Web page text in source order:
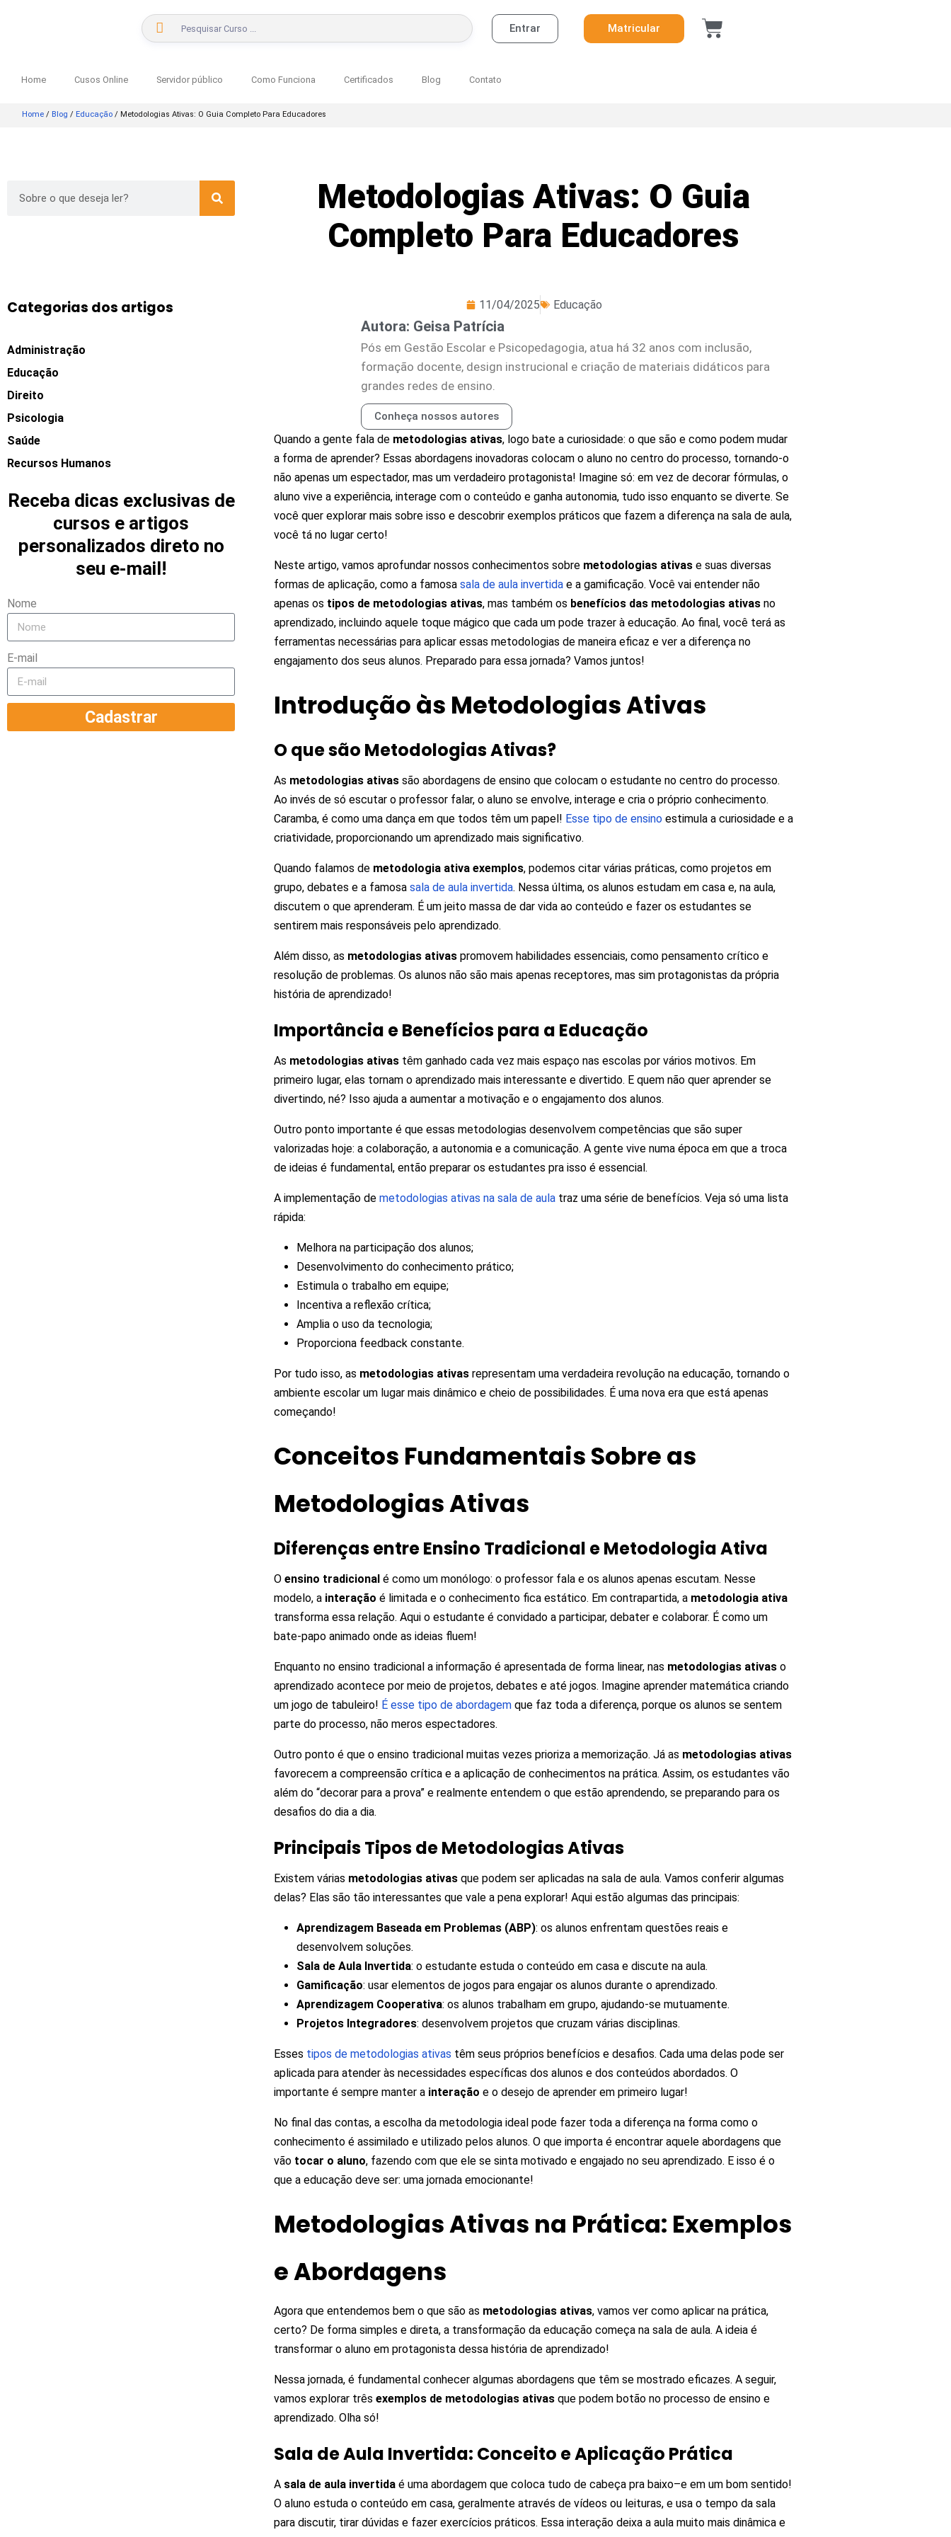
BUSCAR Entrar Matricular
Home Cusos Online Servidor público Como Funciona Certificados Blog Contato
Home / Blog / Educação / Metodologias Ativas: O Guia Completo Para Educadores
Categorias dos artigos
Administração
Educação
Direito
Psicologia
Saúde
Recursos Humanos
Receba dicas exclusivas de
cursos e artigos
personalizados direto no
seu e-mail!
Nome
E-mail
Cadastrar
Metodologias Ativas: O Guia
Completo Para Educadores
11/04/2025 Educação
Autora: Geisa Patrícia
Pós em Gestão Escolar e Psicopedagogia, atua há 32 anos com inclusão,
formação docente, design instrucional e criação de materiais didáticos para
grandes redes de ensino.
Conheça nossos autores
Quando a gente fala de metodologias ativas, logo bate a curiosidade: o que são e como podem mudar
a forma de aprender? Essas abordagens inovadoras colocam o aluno no centro do processo, tornando-o
não apenas um espectador, mas um verdadeiro protagonista! Imagine só: em vez de decorar fórmulas, o
aluno vive a experiência, interage com o conteúdo e ganha autonomia, tudo isso enquanto se diverte. Se
você quer explorar mais sobre isso e descobrir exemplos práticos que fazem a diferença na sala de aula,
você tá no lugar certo!
Neste artigo, vamos aprofundar nossos conhecimentos sobre metodologias ativas e suas diversas
formas de aplicação, como a famosa sala de aula invertida e a gamificação. Você vai entender não
apenas os tipos de metodologias ativas, mas também os benefícios das metodologias ativas no
aprendizado, incluindo aquele toque mágico que cada um pode trazer à educação. Ao final, você terá as
ferramentas necessárias para aplicar essas metodologias de maneira eficaz e ver a diferença no
engajamento dos seus alunos. Preparado para essa jornada? Vamos juntos!
Introdução às Metodologias Ativas
O que são Metodologias Ativas?
As metodologias ativas são abordagens de ensino que colocam o estudante no centro do processo.
Ao invés de só escutar o professor falar, o aluno se envolve, interage e cria o próprio conhecimento.
Caramba, é como uma dança em que todos têm um papel! Esse tipo de ensino estimula a curiosidade e a
criatividade, proporcionando um aprendizado mais significativo.
Quando falamos de metodologia ativa exemplos, podemos citar várias práticas, como projetos em
grupo, debates e a famosa sala de aula invertida. Nessa última, os alunos estudam em casa e, na aula,
discutem o que aprenderam. É um jeito massa de dar vida ao conteúdo e fazer os estudantes se
sentirem mais responsáveis pelo aprendizado.
Além disso, as metodologias ativas promovem habilidades essenciais, como pensamento crítico e
resolução de problemas. Os alunos não são mais apenas receptores, mas sim protagonistas da própria
história de aprendizado!
Importância e Benefícios para a Educação
As metodologias ativas têm ganhado cada vez mais espaço nas escolas por vários motivos. Em
primeiro lugar, elas tornam o aprendizado mais interessante e divertido. E quem não quer aprender se
divertindo, né? Isso ajuda a aumentar a motivação e o engajamento dos alunos.
Outro ponto importante é que essas metodologias desenvolvem competências que são super
valorizadas hoje: a colaboração, a autonomia e a comunicação. A gente vive numa época em que a troca
de ideias é fundamental, então preparar os estudantes pra isso é essencial.
A implementação de metodologias ativas na sala de aula traz uma série de benefícios. Veja só uma lista
rápida:
Melhora na participação dos alunos;
Desenvolvimento do conhecimento prático;
Estimula o trabalho em equipe;
Incentiva a reflexão crítica;
Amplia o uso da tecnologia;
Proporciona feedback constante.
Por tudo isso, as metodologias ativas representam uma verdadeira revolução na educação, tornando o
ambiente escolar um lugar mais dinâmico e cheio de possibilidades. É uma nova era que está apenas
começando!
Conceitos Fundamentais Sobre as
Metodologias Ativas
Diferenças entre Ensino Tradicional e Metodologia Ativa
O ensino tradicional é como um monólogo: o professor fala e os alunos apenas escutam. Nesse
modelo, a interação é limitada e o conhecimento fica estático. Em contrapartida, a metodologia ativa
transforma essa relação. Aqui o estudante é convidado a participar, debater e colaborar. É como um
bate-papo animado onde as ideias fluem!
Enquanto no ensino tradicional a informação é apresentada de forma linear, nas metodologias ativas o
aprendizado acontece por meio de projetos, debates e até jogos. Imagine aprender matemática criando
um jogo de tabuleiro! É esse tipo de abordagem que faz toda a diferença, porque os alunos se sentem
parte do processo, não meros espectadores.
Outro ponto é que o ensino tradicional muitas vezes prioriza a memorização. Já as metodologias ativas
favorecem a compreensão crítica e a aplicação de conhecimentos na prática. Assim, os estudantes vão
além do “decorar para a prova” e realmente entendem o que estão aprendendo, se preparando para os
desafios do dia a dia.
Principais Tipos de Metodologias Ativas
Existem várias metodologias ativas que podem ser aplicadas na sala de aula. Vamos conferir algumas
delas? Elas são tão interessantes que vale a pena explorar! Aqui estão algumas das principais:
Aprendizagem Baseada em Problemas (ABP): os alunos enfrentam questões reais e
desenvolvem soluções.
Sala de Aula Invertida: o estudante estuda o conteúdo em casa e discute na aula.
Gamificação: usar elementos de jogos para engajar os alunos durante o aprendizado.
Aprendizagem Cooperativa: os alunos trabalham em grupo, ajudando-se mutuamente.
Projetos Integradores: desenvolvem projetos que cruzam várias disciplinas.
Esses tipos de metodologias ativas têm seus próprios benefícios e desafios. Cada uma delas pode ser
aplicada para atender às necessidades específicas dos alunos e dos conteúdos abordados. O
importante é sempre manter a interação e o desejo de aprender em primeiro lugar!
No final das contas, a escolha da metodologia ideal pode fazer toda a diferença na forma como o
conhecimento é assimilado e utilizado pelos alunos. O que importa é encontrar aquele abordagens que
vão tocar o aluno, fazendo com que ele se sinta motivado e engajado no seu aprendizado. E isso é o
que a educação deve ser: uma jornada emocionante!
Metodologias Ativas na Prática: Exemplos
e Abordagens
Agora que entendemos bem o que são as metodologias ativas, vamos ver como aplicar na prática,
certo? De forma simples e direta, a transformação da educação começa na sala de aula. A ideia é
transformar o aluno em protagonista dessa história de aprendizado!
Nessa jornada, é fundamental conhecer algumas abordagens que têm se mostrado eficazes. A seguir,
vamos explorar três exemplos de metodologias ativas que podem botão no processo de ensino e
aprendizado. Olha só!
Sala de Aula Invertida: Conceito e Aplicação Prática
A sala de aula invertida é uma abordagem que coloca tudo de cabeça pra baixo–e em um bom sentido!
O aluno estuda o conteúdo em casa, geralmente através de vídeos ou leituras, e usa o tempo da sala
para discutir, tirar dúvidas e fazer exercícios práticos. Essa interação deixa a aula muito mais dinâmica e